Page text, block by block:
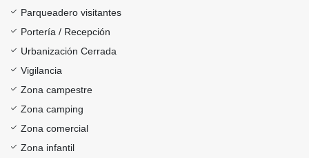
Parqueadero visitantes
Portería / Recepción
Urbanización Cerrada
Vigilancia
Zona campestre
Zona camping
Zona comercial
Zona infantil